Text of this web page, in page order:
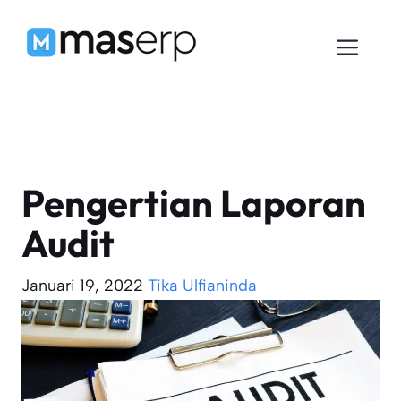
Pengertian Laporan
Audit
Januari 19, 2022 Tika Ulfianinda